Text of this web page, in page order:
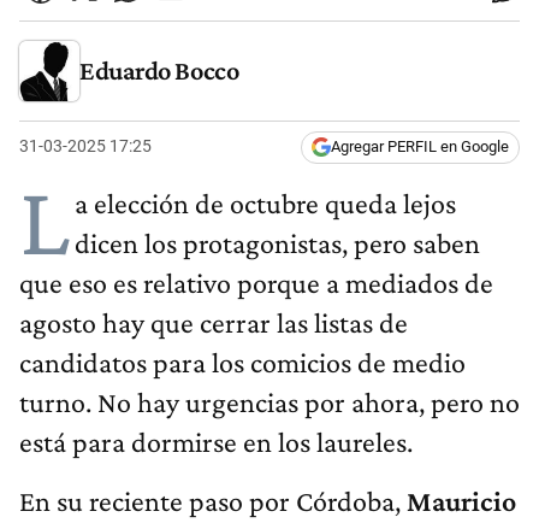
Eduardo Bocco
31-03-2025 17:25 Agregar PERFIL en Google
La elección de octubre queda lejos
dicen los protagonistas, pero saben
que eso es relativo porque a mediados de
agosto hay que cerrar las listas de
candidatos para los comicios de medio
turno. No hay urgencias por ahora, pero no
está para dormirse en los laureles.
En su reciente paso por Córdoba, Mauricio